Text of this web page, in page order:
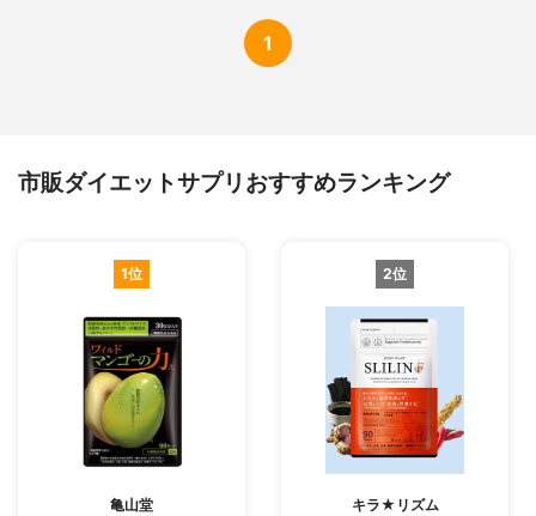
1
市販ダイエットサプリおすすめランキング
1位
亀山堂
2位
キラ★リズム